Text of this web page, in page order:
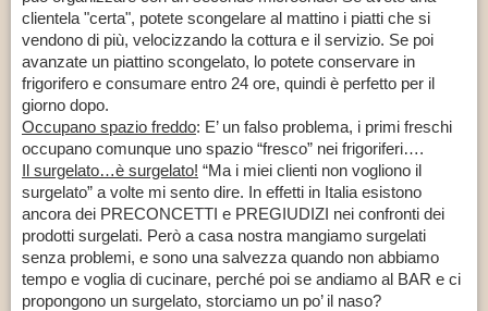
clientela "certa", potete scongelare al mattino i piatti che si
vendono di più, velocizzando la cottura e il servizio. Se poi
avanzate un piattino scongelato, lo potete conservare in
frigorifero e consumare entro 24 ore, quindi è perfetto per il
giorno dopo.
Occupano spazio freddo: E’ un falso problema, i primi freschi
occupano comunque uno spazio “fresco” nei frigoriferi….
Il surgelato…è surgelato! “Ma i miei clienti non vogliono il
surgelato” a volte mi sento dire. In effetti in Italia esistono
ancora dei PRECONCETTI e PREGIUDIZI nei confronti dei
prodotti surgelati. Però a casa nostra mangiamo surgelati
senza problemi, e sono una salvezza quando non abbiamo
tempo e voglia di cucinare, perché poi se andiamo al BAR e ci
propongono un surgelato, storciamo un po’ il naso?